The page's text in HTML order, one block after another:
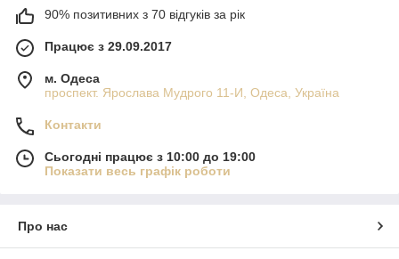
90% позитивних з 70 відгуків за рік
Працює з 29.09.2017
м. Одеса
проспект. Ярослава Мудрого 11-И, Одеса, Україна
Контакти
Сьогодні працює з 10:00 до 19:00
Показати весь графік роботи
Про нас